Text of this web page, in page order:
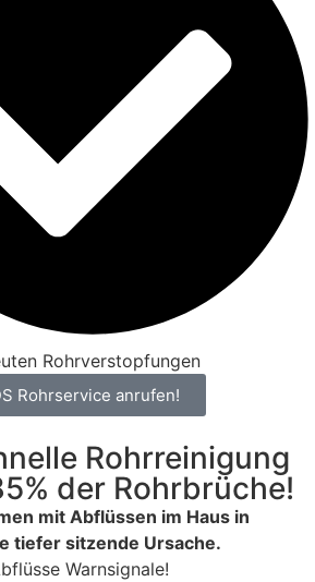
Rohrverstopfungen
Rohrservice anrufen!
Rohrreinigung
der Rohrbrüche!
mit Abflüssen im Haus in
tiefer sitzende Ursache.
Warnsignale!